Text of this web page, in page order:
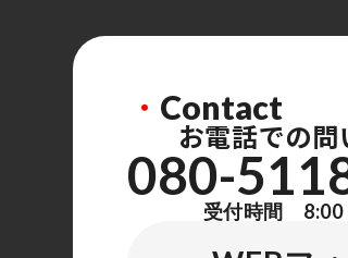
・ Contact
お電話での
080-
受付時間 8:00